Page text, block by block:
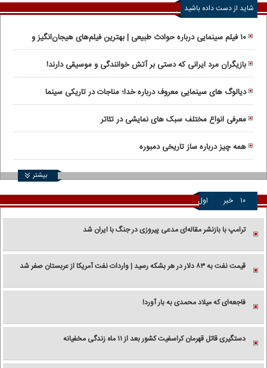
شاید از دست داده باشید
۱۰ فیلم سینمایی درباره حوادث طبیعی | بهترین فیلم‌های هیجان‌انگیز و
واقعی
بازیگران مرد ایرانی که دستی بر آتش خوانندگی و موسیقی دارند!
دیالوگ های سینمایی معروف درباره خدا؛ مناجات در تاریکی سینما
معرفی انواع مختلف سبک های نمایشی در تئاتر
همه چیز درباره ساز تاریخی دمبوره
بیشتر
۱۰ خبر اول
ترامپ با بازنشر مقاله‌ای مدعی پیروزی در جنگ با ایران شد
قیمت نفت به ۸۳ دلار در هر بشکه رسید | واردات نفت آمریکا از عربستان صفر شد
فاجعه‌ای که میلاد محمدی به بار آورد!
دستگیری قاتل قهرمان کراسفیت کشور بعد از ۱۱ ماه زندگی مخفیانه